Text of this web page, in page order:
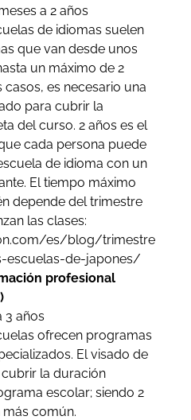
a 2 años
de idiomas suelen
que van desde unos
un máximo de 2
casos, es necesario una
para cubrir la
del curso. 2 años es el
cada persona puede
de idioma con un
El tiempo máximo
depende del trimestre
las clases:
es/blog/trimestres-
escuelas-de-japones/
profesional
3 años
ofrecen programas
El visado de
la duración
escolar; siendo 2
común.